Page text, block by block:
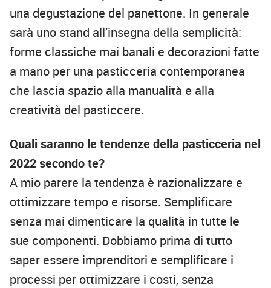
una degustazione del panettone. In generale
sarà uno stand all’insegna della semplicità:
forme classiche mai banali e decorazioni fatte
a mano per una pasticceria contemporanea
che lascia spazio alla manualità e alla
creatività del pasticcere.
Quali saranno le tendenze della pasticceria nel
2022 secondo te?
A mio parere la tendenza è razionalizzare e
ottimizzare tempo e risorse. Semplificare
senza mai dimenticare la qualità in tutte le
sue componenti. Dobbiamo prima di tutto
saper essere imprenditori e semplificare i
processi per ottimizzare i costi, senza